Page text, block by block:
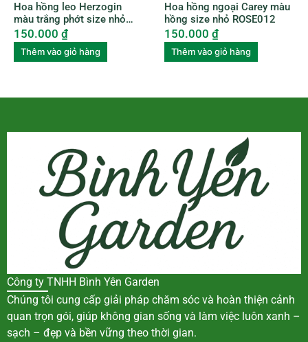
Hoa hồng leo Herzogin
màu trắng phớt size nhỏ
ROSE011
150.000 ₫
Thêm vào giỏ hàng
Hoa hồng ngoại Carey màu
hồng size nhỏ ROSE012
150.000 ₫
Thêm vào giỏ hàng
Công ty TNHH Bình Yên Garden
Chúng tôi cung cấp giải pháp chăm sóc và hoàn thiện cảnh
quan trọn gói, giúp không gian sống và làm việc luôn xanh –
sạch – đẹp và bền vững theo thời gian.